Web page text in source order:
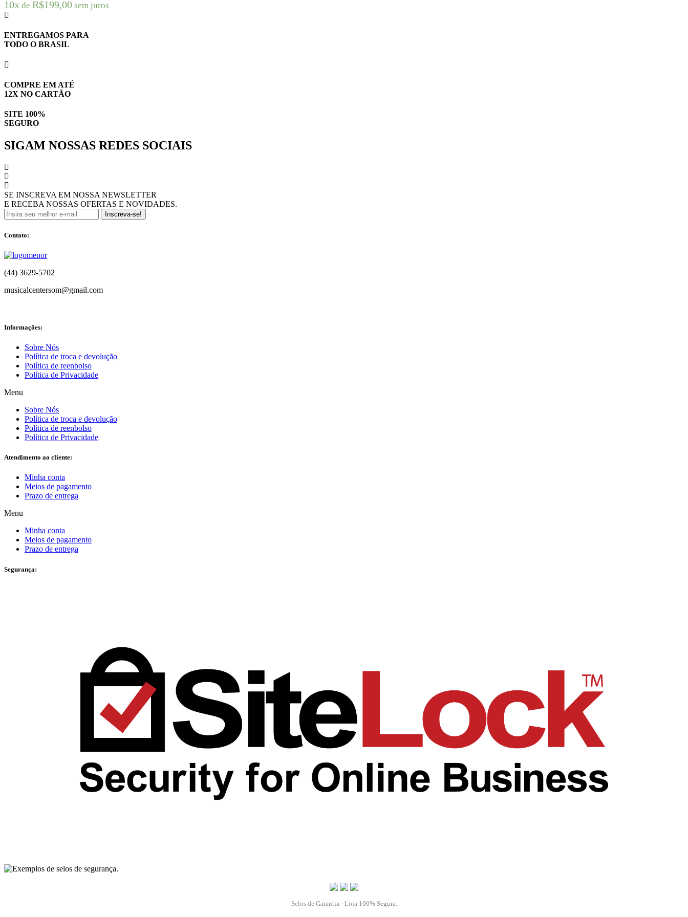
10x de R$199,00 sem juros
ENTREGAMOS PARA
TODO O BRASIL
COMPRE EM ATÉ
12X NO CARTÃO
SITE 100%
SEGURO
SIGAM NOSSAS REDES SOCIAIS
SE INSCREVA EM NOSSA NEWSLETTER
E RECEBA NOSSAS OFERTAS E NOVIDADES.
Inscreva-se!
Contato:
(44) 3629-5702
musicalcentersom@gmail.com
Informações:
Sobre Nós
Política de troca e devolução
Política de reenbolso
Política de Privacidade
Menu
Sobre Nós
Política de troca e devolução
Política de reenbolso
Política de Privacidade
Atendimento ao cliente:
Minha conta
Meios de pagamento
Prazo de entrega
Menu
Minha conta
Meios de pagamento
Prazo de entrega
Segurança:
Selos de Garantia - Loja 100% Segura.